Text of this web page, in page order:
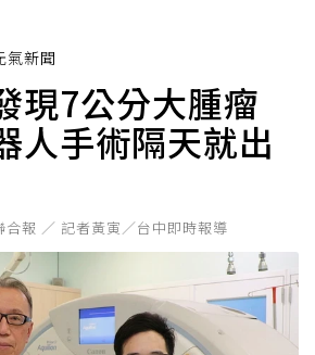
氣新聞
現7公分大腫瘤
人手術隔天就出
合報 ／ 記者黃寅／台中即時報導